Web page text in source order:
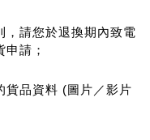
，請您於退換期內致電
請；
貨品資料 (圖片／影片